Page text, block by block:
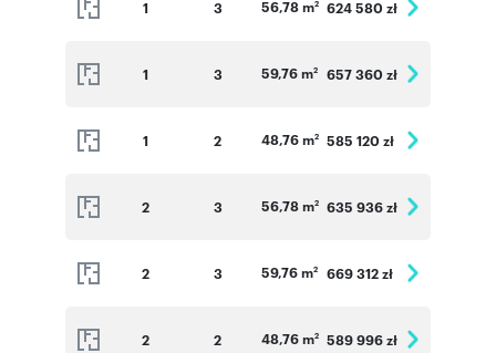
1 3 56,78 m2 624 580 zł
1 3 59,76 m2 657 360 zł
1 2 48,76 m2 585 120 zł
2 3 56,78 m2 635 936 zł
2 3 59,76 m2 669 312 zł
2 2 48,76 m2 589 996 zł